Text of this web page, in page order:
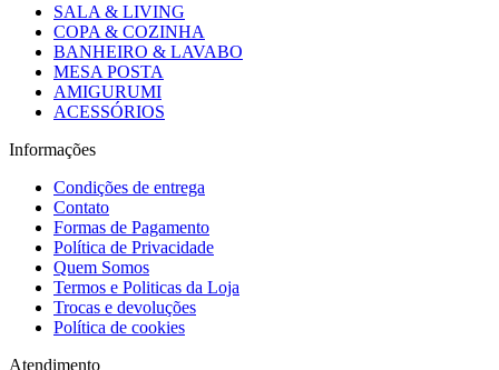
SALA & LIVING
COPA & COZINHA
BANHEIRO & LAVABO
MESA POSTA
AMIGURUMI
ACESSÓRIOS
Informações
Condições de entrega
Contato
Formas de Pagamento
Política de Privacidade
Quem Somos
Termos e Politicas da Loja
Trocas e devoluções
Política de cookies
Atendimento